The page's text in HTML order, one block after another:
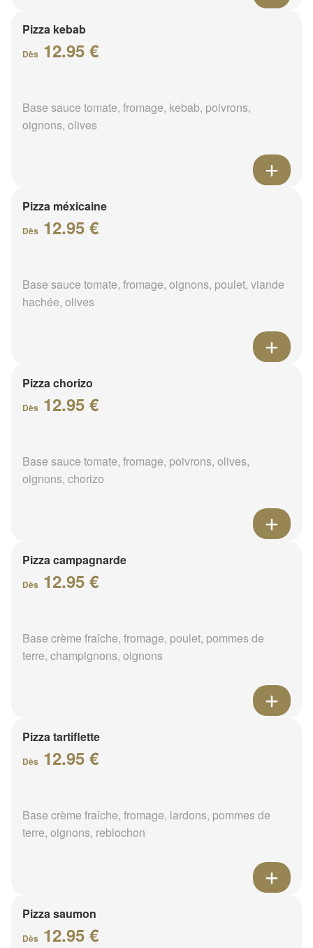
Pizza kebab
Dès 12.95 €
Base sauce tomate, fromage, kebab, poivrons,
oignons, olives
Pizza méxicaine
Dès 12.95 €
Base sauce tomate, fromage, oignons, poulet, viande
hachée, olives
Pizza chorizo
Dès 12.95 €
Base sauce tomate, fromage, poivrons, olives,
oignons, chorizo
Pizza campagnarde
Dès 12.95 €
Base crème fraîche, fromage, poulet, pommes de
terre, champignons, oignons
Pizza tartiflette
Dès 12.95 €
Base crème fraîche, fromage, lardons, pommes de
terre, oignons, reblochon
Pizza saumon
Dès 12.95 €